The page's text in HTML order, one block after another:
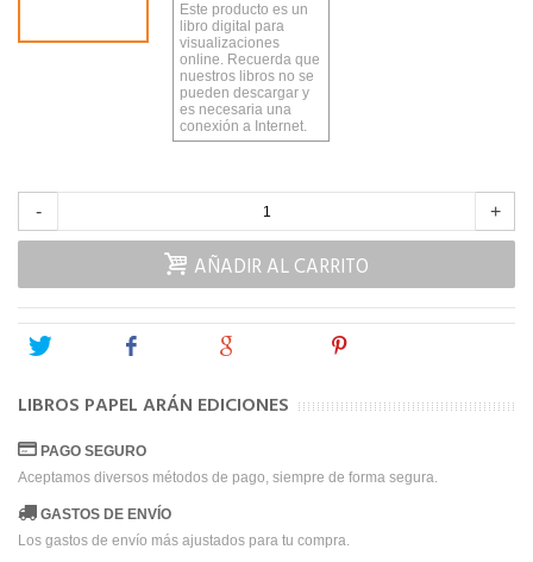
Este producto es un
libro digital para
visualizaciones
online. Recuerda que
nuestros libros no se
pueden descargar y
es necesaria una
conexión a Internet.
- +
AÑADIR AL CARRITO
Tweet
LIBROS PAPEL ARÁN EDICIONES
PAGO SEGURO
Aceptamos diversos métodos de pago, siempre de forma segura.
GASTOS DE ENVÍO
Los gastos de envío más ajustados para tu compra.